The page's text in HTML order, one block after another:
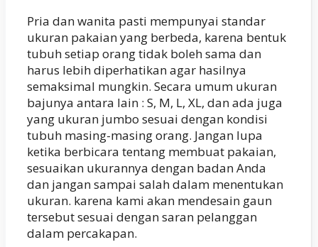
Pria dan wanita pasti mempunyai standar
ukuran pakaian yang berbeda, karena bentuk
tubuh setiap orang tidak boleh sama dan
harus lebih diperhatikan agar hasilnya
semaksimal mungkin. Secara umum ukuran
bajunya antara lain : S, M, L, XL, dan ada juga
yang ukuran jumbo sesuai dengan kondisi
tubuh masing-masing orang. Jangan lupa
ketika berbicara tentang membuat pakaian,
sesuaikan ukurannya dengan badan Anda
dan jangan sampai salah dalam menentukan
ukuran. karena kami akan mendesain gaun
tersebut sesuai dengan saran pelanggan
dalam percakapan.